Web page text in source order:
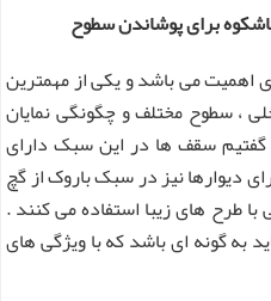
برای پوشاندن سطوح
می باشد و یکی از مهمترین
، سطوح مختلف و چگونگی نمایان
سقف ها در این سبک دارای
دیوارها نیز در سبک باروک از گچ
طرح های زیبا استفاده می کنند .
به گونه ای باشد که با ویژگی های